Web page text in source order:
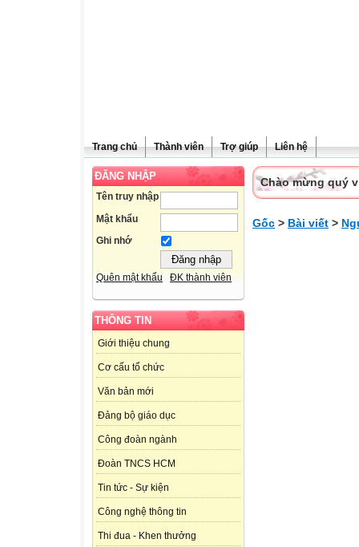
Trang chủ Thành viên Trợ giúp Liên hệ
ĐĂNG NHẬP
Tên truy nhập
Mật khẩu
Ghi nhớ
Quên mật khẩu ĐK thành viên
THÔNG TIN
Giới thiệu chung
Cơ cấu tổ chức
Văn bản mới
Đảng bộ giáo dục
Công đoàn ngành
Đoàn TNCS HCM
Tin tức - Sự kiện
Công nghệ thông tin
Thi đua - Khen thưởng
Chào mừng quý
Gốc > Bài viết >